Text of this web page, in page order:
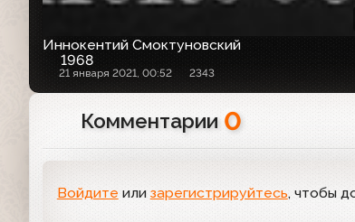
Иннокентий Смоктуновский
1968
21 января 2021, 00:52 2343
Комментарии 0
Войдите или зарегистрируйтесь, чтобы